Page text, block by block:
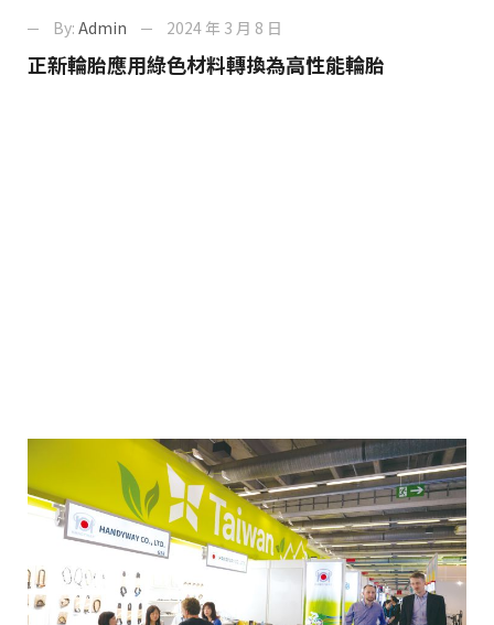
By: Admin 2024 年 3 月 8 日
正新輪胎應用綠色材料轉換為高性能輪胎